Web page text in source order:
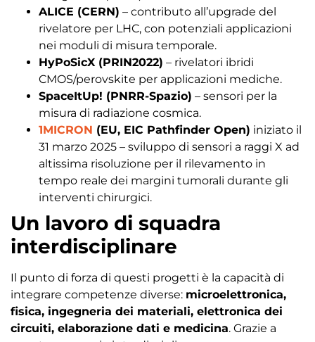
ALICE (CERN) – contributo all’upgrade del
rivelatore per LHC, con potenziali applicazioni
nei moduli di misura temporale.
HyPoSicX (PRIN2022) – rivelatori ibridi
CMOS/perovskite per applicazioni mediche.
SpaceItUp! (PNRR-Spazio) – sensori per la
misura di radiazione cosmica.
1MICRON (EU, EIC Pathfinder Open) iniziato il
31 marzo 2025 – sviluppo di sensori a raggi X ad
altissima risoluzione per il rilevamento in
tempo reale dei margini tumorali durante gli
interventi chirurgici.
Un lavoro di squadra
interdisciplinare
Il punto di forza di questi progetti è la capacità di
integrare competenze diverse: microelettronica,
fisica, ingegneria dei materiali, elettronica dei
circuiti, elaborazione dati e medicina. Grazie a